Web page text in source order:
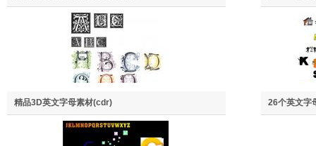
精品3D英文字母素材(cdr) 26个英文字